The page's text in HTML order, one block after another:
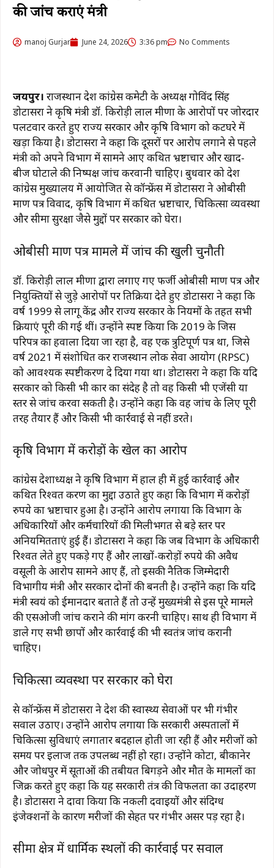
की जांच कराएं मंत्री
manoj Gurjar June 24, 2026 3:36 pm No Comments
जयपुर। राजस्थान प्रदेश कांग्रेस कमेटी के अध्यक्ष गोविंद सिंह
डोटासरा ने कृषि मंत्री डॉ. किरोड़ी लाल मीणा के आरोपों पर जोरदार
पलटवार करते हुए राज्य सरकार और कृषि विभाग को कटघरे में
खड़ा किया है। डोटासरा ने कहा कि दूसरों पर आरोप लगाने से पहले
मंत्री को अपने विभाग में सामने आए कथित भ्रष्टाचार और खाद-
बीज घोटाले की निष्पक्ष जांच करवानी चाहिए। बुधवार को प्रदेश
कांग्रेस मुख्यालय में आयोजित प्रेस कॉन्फ्रेंस में डोटासरा ने ओबीसी
प्रमाण पत्र विवाद, कृषि विभाग में कथित भ्रष्टाचार, चिकित्सा व्यवस्था
और सीमा सुरक्षा जैसे मुद्दों पर सरकार को घेरा।
ओबीसी प्रमाण पत्र मामले में जांच की खुली चुनौती
डॉ. किरोड़ी लाल मीणा द्वारा लगाए गए फर्जी ओबीसी प्रमाण पत्र और
नियुक्तियों से जुड़े आरोपों पर प्रतिक्रिया देते हुए डोटासरा ने कहा कि
वर्ष 1999 से लागू केंद्र और राज्य सरकार के नियमों के तहत सभी
प्रक्रियाएं पूरी की गई थीं। उन्होंने स्पष्ट किया कि 2019 के जिस
परिपत्र का हवाला दिया जा रहा है, वह एक त्रुटिपूर्ण पत्र था, जिसे
वर्ष 2021 में संशोधित कर राजस्थान लोक सेवा आयोग (RPSC)
को आवश्यक स्पष्टीकरण दे दिया गया था। डोटासरा ने कहा कि यदि
सरकार को किसी भी प्रकार का संदेह है तो वह किसी भी एजेंसी या
स्तर से जांच करवा सकती है। उन्होंने कहा कि वह जांच के लिए पूरी
तरह तैयार हैं और किसी भी कार्रवाई से नहीं डरते।
कृषि विभाग में करोड़ों के खेल का आरोप
कांग्रेस प्रदेशाध्यक्ष ने कृषि विभाग में हाल ही में हुई कार्रवाई और
कथित रिश्वत प्रकरण का मुद्दा उठाते हुए कहा कि विभाग में करोड़ों
रुपये का भ्रष्टाचार हुआ है। उन्होंने आरोप लगाया कि विभाग के
अधिकारियों और कर्मचारियों की मिलीभगत से बड़े स्तर पर
अनियमितताएं हुई हैं। डोटासरा ने कहा कि जब विभाग के अधिकारी
रिश्वत लेते हुए पकड़े गए हैं और लाखों-करोड़ों रुपये की अवैध
वसूली के आरोप सामने आए हैं, तो इसकी नैतिक जिम्मेदारी
विभागीय मंत्री और सरकार दोनों की बनती है। उन्होंने कहा कि यदि
मंत्री स्वयं को ईमानदार बताते हैं तो उन्हें मुख्यमंत्री से इस पूरे मामले
की एसओजी जांच कराने की मांग करनी चाहिए। साथ ही विभाग में
डाले गए सभी छापों और कार्रवाई की भी स्वतंत्र जांच करानी
चाहिए।
चिकित्सा व्यवस्था पर सरकार को घेरा
प्रेस कॉन्फ्रेंस में डोटासरा ने प्रदेश की स्वास्थ्य सेवाओं पर भी गंभीर
सवाल उठाए। उन्होंने आरोप लगाया कि सरकारी अस्पतालों में
चिकित्सा सुविधाएं लगातार बदहाल होती जा रही हैं और मरीजों को
समय पर इलाज तक उपलब्ध नहीं हो रहा। उन्होंने कोटा, बीकानेर
और जोधपुर में प्रसूताओं की तबीयत बिगड़ने और मौत के मामलों का
जिक्र करते हुए कहा कि यह सरकारी तंत्र की विफलता का उदाहरण
है। डोटासरा ने दावा किया कि नकली दवाइयों और संदिग्ध
इंजेक्शनों के कारण मरीजों की सेहत पर गंभीर असर पड़ रहा है।
सीमा क्षेत्र में धार्मिक स्थलों की कार्रवाई पर सवाल